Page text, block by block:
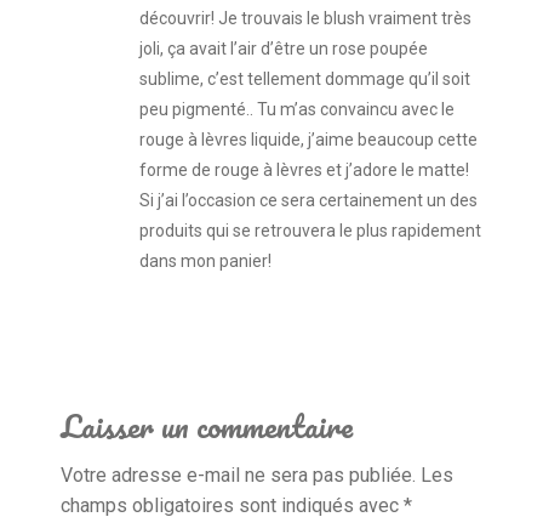
découvrir! Je trouvais le blush vraiment très
joli, ça avait l’air d’être un rose poupée
sublime, c’est tellement dommage qu’il soit
peu pigmenté.. Tu m’as convaincu avec le
rouge à lèvres liquide, j’aime beaucoup cette
forme de rouge à lèvres et j’adore le matte!
Si j’ai l’occasion ce sera certainement un des
produits qui se retrouvera le plus rapidement
dans mon panier!
Laisser un commentaire
Votre adresse e-mail ne sera pas publiée. Les
champs obligatoires sont indiqués avec *